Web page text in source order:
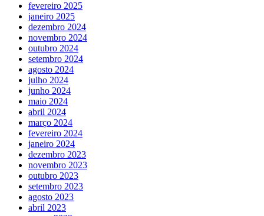
fevereiro 2025
janeiro 2025
dezembro 2024
novembro 2024
outubro 2024
setembro 2024
agosto 2024
julho 2024
junho 2024
maio 2024
abril 2024
março 2024
fevereiro 2024
janeiro 2024
dezembro 2023
novembro 2023
outubro 2023
setembro 2023
agosto 2023
abril 2023